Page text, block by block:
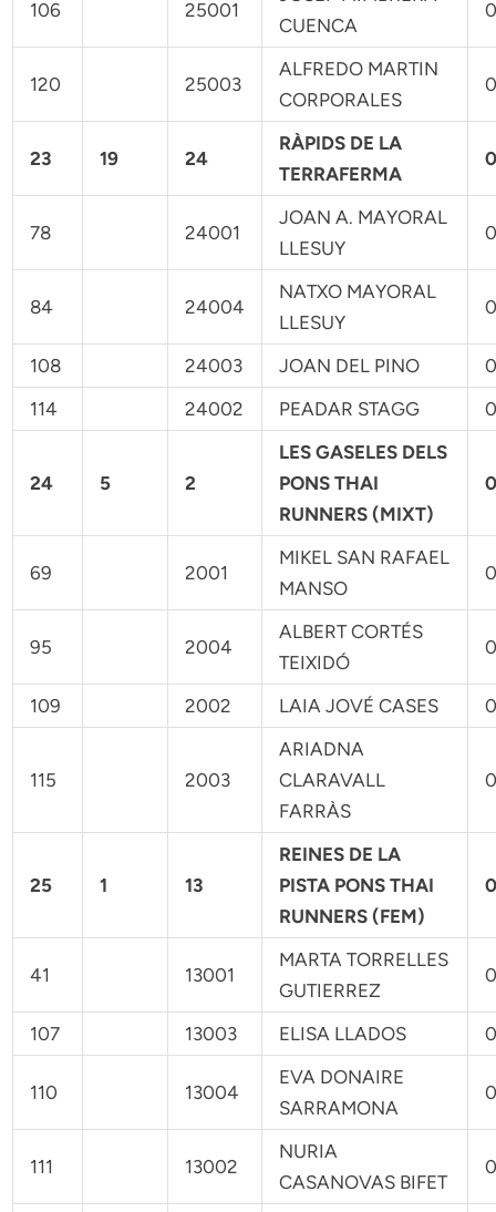
106 25001
CUENCA
120 25003
ALFREDO MARTIN
CORPORALES
23 19 24
RÀPIDS DE LA
TERRAFERMA
78 24001
JOAN A. MAYORAL
LLESUY
84 24004
NATXO MAYORAL
LLESUY
108 24003 JOAN DEL PINO
114
24002 PEADAR STAGG
24 5 2
LES GASELES DELS
PONS THAI
RUNNERS (MIXT)
69 2001
MIKEL SAN RAFAEL
MANSO
95 2004
ALBERT CORTÉS
TEIXIDÓ
109 2002 LAIA JOVÉ CASES
115 2003
ARIADNA
CLARAVALL
FARRÀS
25 1 13
REINES DE LA
PISTA PONS THAI
RUNNERS (FEM)
41 13001
MARTA TORRELLES
GUTIERREZ
107 13003 ELISA LLADOS
110 13004
EVA DONAIRE
SARRAMONA
111 13002
NURIA
CASANOVAS BIFET